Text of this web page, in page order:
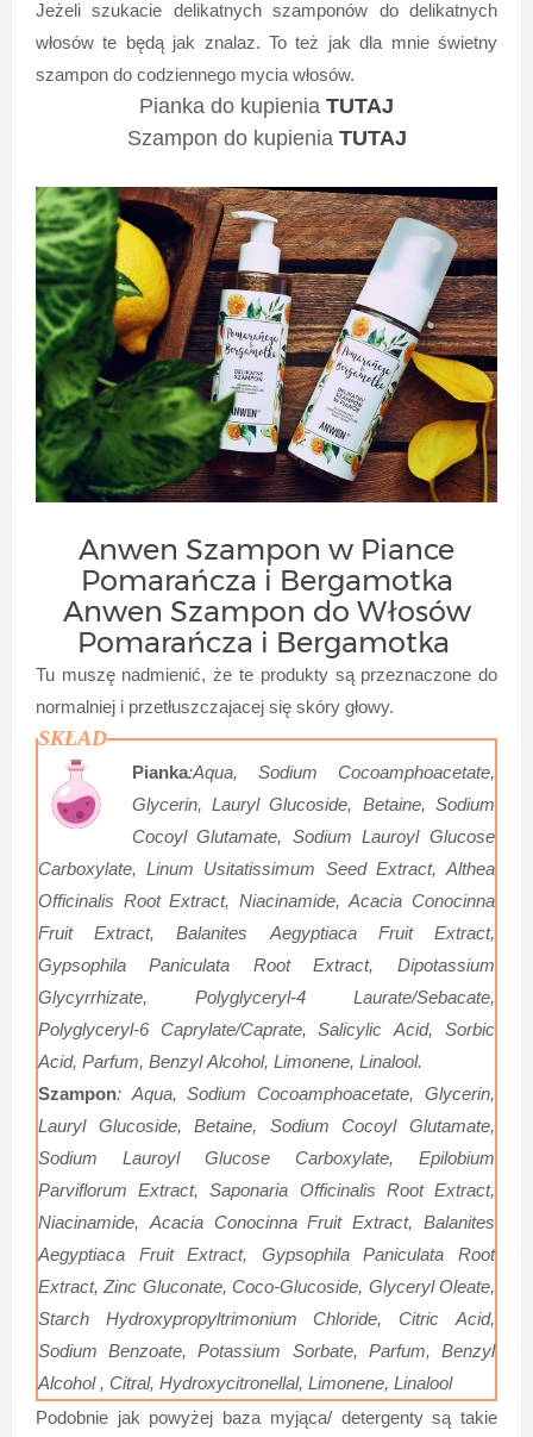
Jeżeli szukacie delikatnych szamponów do delikatnych
włosów te będą jak znalaz. To też jak dla mnie świetny
szampon do codziennego mycia włosów.
Pianka do kupienia TUTAJ
Szampon do kupienia TUTAJ
Anwen Szampon w Piance
Pomarańcza i Bergamotka
Anwen Szampon do Włosów
Pomarańcza i Bergamotka
Tu muszę nadmienić, że te produkty są przeznaczone do
normalniej i przetłuszczajacej się skóry głowy.
SKŁAD
Pianka:Aqua, Sodium Cocoamphoacetate,
Glycerin, Lauryl Glucoside, Betaine, Sodium
Cocoyl Glutamate, Sodium Lauroyl Glucose
Carboxylate, Linum Usitatissimum Seed Extract, Althea
Officinalis Root Extract, Niacinamide, Acacia Conocinna
Fruit Extract, Balanites Aegyptiaca Fruit Extract,
Gypsophila Paniculata Root Extract, Dipotassium
Glycyrrhizate, Polyglyceryl-4 Laurate/Sebacate,
Polyglyceryl-6 Caprylate/Caprate, Salicylic Acid, Sorbic
Acid, Parfum, Benzyl Alcohol, Limonene, Linalool.
Szampon: Aqua, Sodium Cocoamphoacetate, Glycerin,
Lauryl Glucoside, Betaine, Sodium Cocoyl Glutamate,
Sodium Lauroyl Glucose Carboxylate, Epilobium
Parviflorum Extract, Saponaria Officinalis Root Extract,
Niacinamide, Acacia Conocinna Fruit Extract, Balanites
Aegyptiaca Fruit Extract, Gypsophila Paniculata Root
Extract, Zinc Gluconate, Coco-Glucoside, Glyceryl Oleate,
Starch Hydroxypropyltrimonium Chloride, Citric Acid,
Sodium Benzoate, Potassium Sorbate, Parfum, Benzyl
Alcohol , Citral, Hydroxycitronellal, Limonene, Linalool
Podobnie jak powyżej baza myjąca/ detergenty są takie